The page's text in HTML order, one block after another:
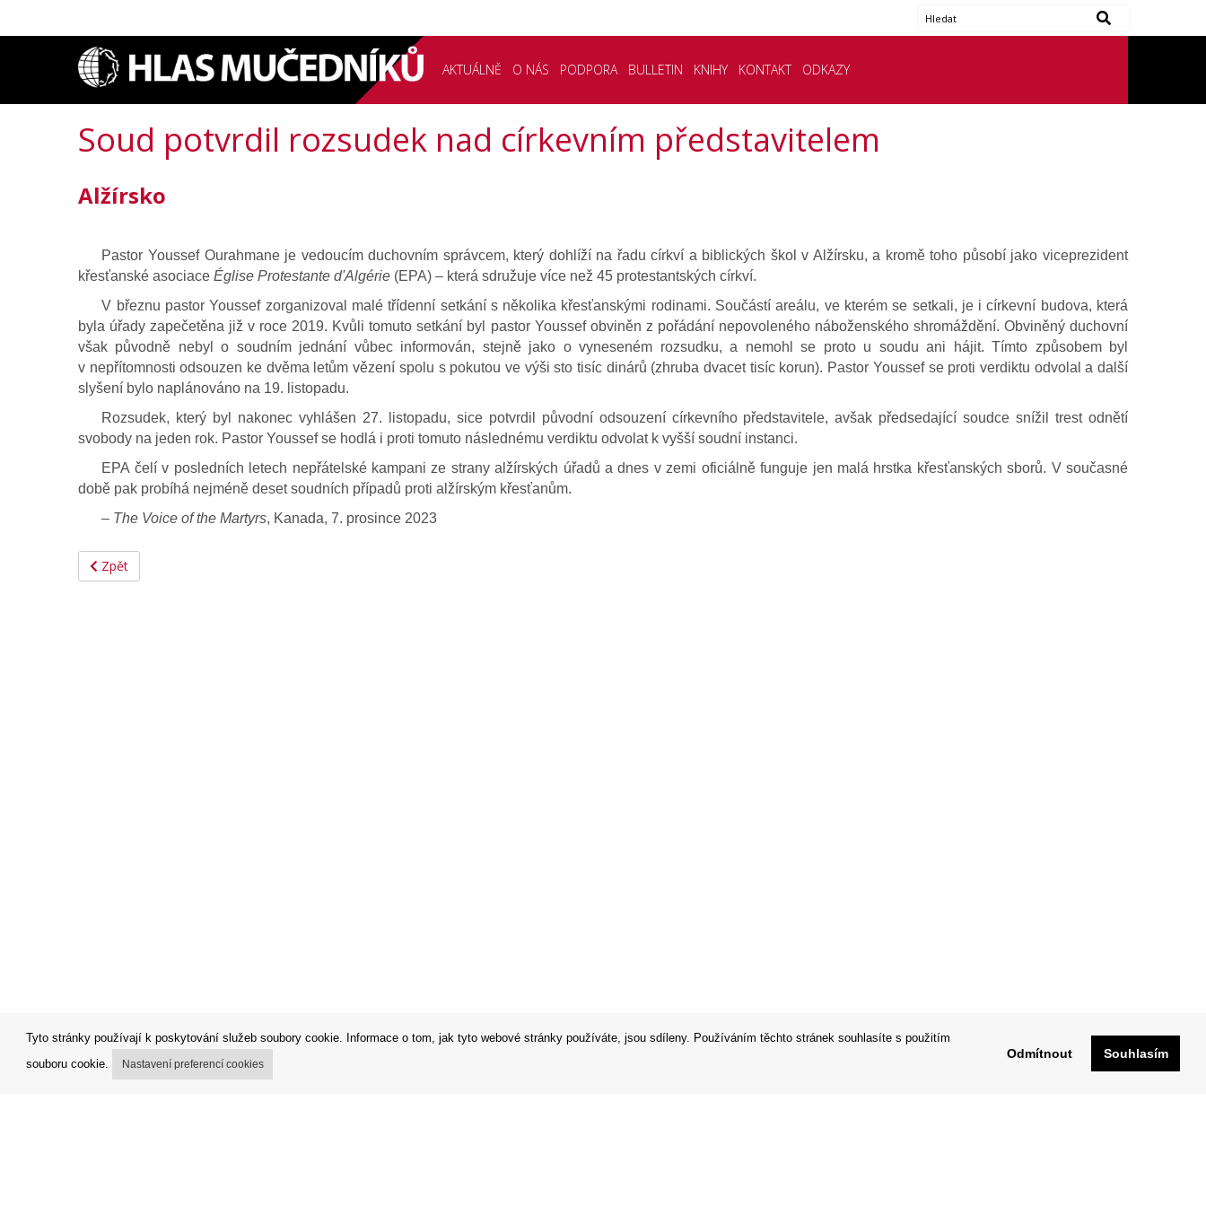
Tyto stránky používají k poskytování služeb soubory cookie. Informace o tom, jak tyto webové stránky používáte, jsou sdíleny. Používáním těchto stránek souhlasíte s použitím
souboru cookie.
Nastavení preferencí cookies
Odmítnout Souhlasím
AKTUÁLNĚ O NÁS PODPORA BULLETIN KNIHY KONTAKT ODKAZY
Soud potvrdil rozsudek nad církevním představitelem
Alžírsko
Pastor Youssef Ourahmane je vedoucím duchovním správcem, který dohlíží na řadu církví a biblických škol v Alžírsku, a kromě toho působí jako viceprezident
křesťanské asociace Église Protestante d'Algérie (EPA) – která sdružuje více než 45 protestantských církví.
V březnu pastor Youssef zorganizoval malé třídenní setkání s několika křesťanskými rodinami. Součástí areálu, ve kterém se setkali, je i církevní budova, která
byla úřady zapečetěna již v roce 2019. Kvůli tomuto setkání byl pastor Youssef obviněn z pořádání nepovoleného náboženského shromáždění. Obviněný duchovní
však původně nebyl o soudním jednání vůbec informován, stejně jako o vyneseném rozsudku, a nemohl se proto u soudu ani hájit. Tímto způsobem byl
v nepřítomnosti odsouzen ke dvěma letům vězení spolu s pokutou ve výši sto tisíc dinárů (zhruba dvacet tisíc korun). Pastor Youssef se proti verdiktu odvolal a další
slyšení bylo naplánováno na 19. listopadu.
Rozsudek, který byl nakonec vyhlášen 27. listopadu, sice potvrdil původní odsouzení církevního představitele, avšak předsedající soudce snížil trest odnětí
svobody na jeden rok. Pastor Youssef se hodlá i proti tomuto následnému verdiktu odvolat k vyšší soudní instanci.
EPA čelí v posledních letech nepřátelské kampani ze strany alžírských úřadů a dnes v zemi oficiálně funguje jen malá hrstka křesťanských sborů. V současné
době pak probíhá nejméně deset soudních případů proti alžírským křesťanům.
‒ The Voice of the Martyrs, Kanada, 7. prosince 2023
Zpět